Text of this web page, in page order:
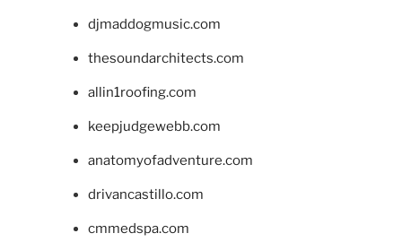
djmaddogmusic.com
thesoundarchitects.com
allin1roofing.com
keepjudgewebb.com
anatomyofadventure.com
drivancastillo.com
cmmedspa.com